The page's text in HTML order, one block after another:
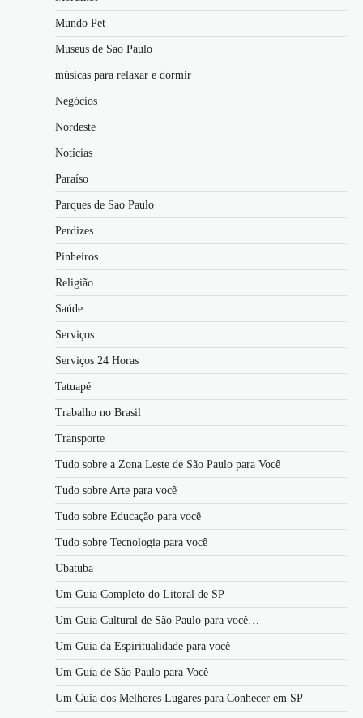
Mundo Pet
Museus de Sao Paulo
músicas para relaxar e dormir
Negócios
Nordeste
Notícias
Paraíso
Parques de Sao Paulo
Perdizes
Pinheiros
Religião
Saúde
Serviços
Serviços 24 Horas
Tatuapé
Trabalho no Brasil
Transporte
Tudo sobre a Zona Leste de São Paulo para Você
Tudo sobre Arte para você
Tudo sobre Educação para você
Tudo sobre Tecnologia para você
Ubatuba
Um Guia Completo do Litoral de SP
Um Guia Cultural de São Paulo para você…
Um Guia da Espiritualidade para você
Um Guia de São Paulo para Você
Um Guia dos Melhores Lugares para Conhecer em SP